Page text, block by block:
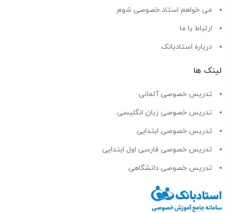
می خواهم استاد خصوصی شوم
ارتباط با ما
درباره استادبانک
لینک ها
تدریس خصوصی آلمانی
تدریس خصوصی زبان انگلیسی
تدریس خصوصی ابتدایی
تدریس خصوصی فارسی اول ابتدایی
تدریس خصوصی دانشگاهی